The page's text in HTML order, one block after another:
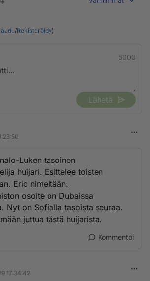
/Rekisteröidy)
5000
Lähetä
Luken tasoinen
huijari. Esittelee toisten
Eric nimeltään.
osoite on Dubaissa
Nyt on Sofialla tasoista seuraa.
juttua tästä huijarista.
Kommentoi
17:34:42